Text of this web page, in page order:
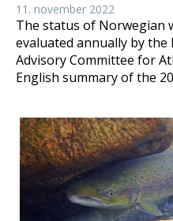
11. november 2022
The status of Norwegian
evaluated annually by the
Advisory Committee for
English summary of the